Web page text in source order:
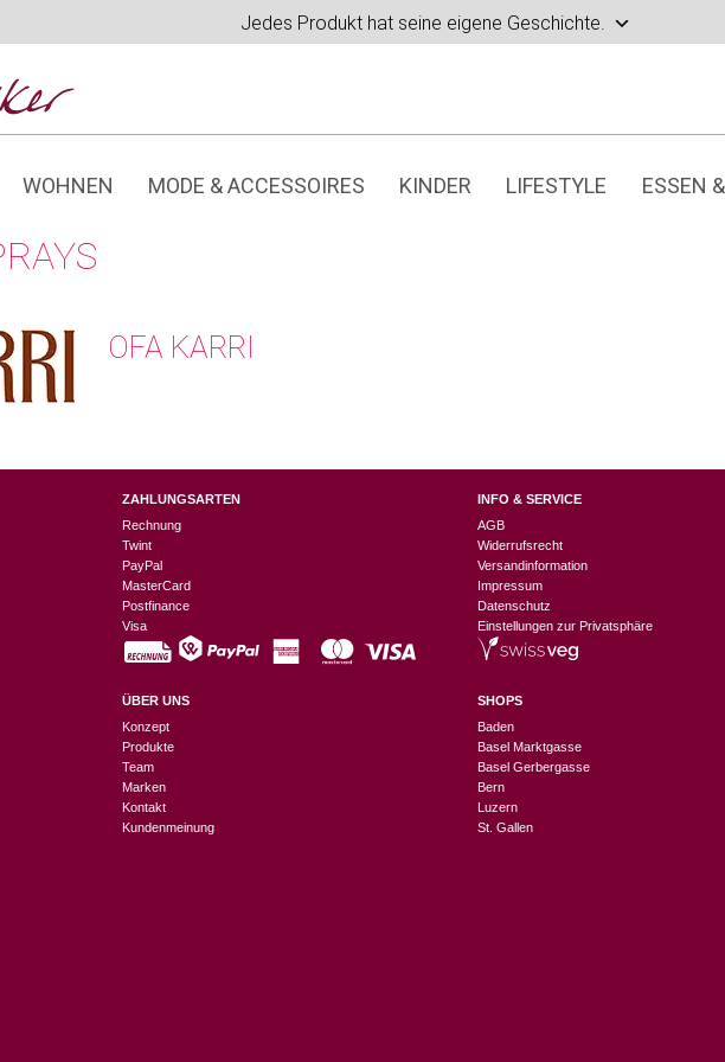
Jedes Produkt hat seine eigene Geschichte.
WOHNEN MODE & ACCESSOIRES KINDER LIFESTYLE ESSEN
OFA KARRI
ZAHLUNGSARTEN
Rechnung
Twint
PayPal
MasterCard
Postfinance
Visa
ÜBER UNS
Konzept
Produkte
Team
Marken
Kontakt
Kundenmeinung
INFO & SERVICE
AGB
Widerrufsrecht
Versandinformation
Impressum
Datenschutz
Einstellungen zur Privatsphäre
SHOPS
Baden
Basel Marktgasse
Basel Gerbergasse
Bern
Luzern
St. Gallen